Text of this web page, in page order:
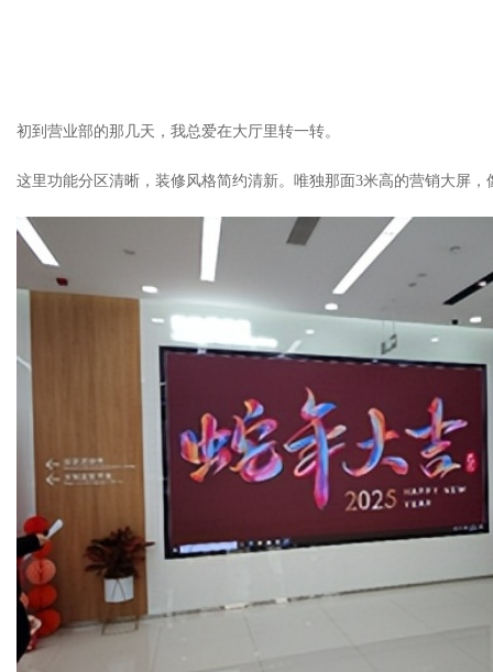
初到营业部的那几天，我总爱在大厅里转一转。
这里功能分区清晰，装修风格简约清新。唯独那面3米高的营销大屏